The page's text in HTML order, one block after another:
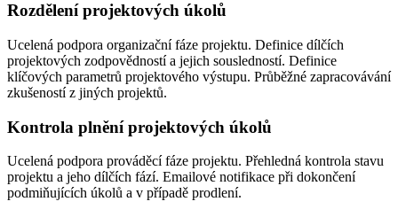
Rozdělení projektových úkolů
Ucelená podpora organizační fáze projektu. Definice dílčích
projektových zodpovědností a jejich sousledností. Definice
klíčových parametrů projektového výstupu. Průběžné zapracovávání
zkušeností z jiných projektů.
Kontrola plnění projektových úkolů
Ucelená podpora prováděcí fáze projektu. Přehledná kontrola stavu
projektu a jeho dílčích fází. Emailové notifikace při dokončení
podmiňujících úkolů a v případě prodlení.